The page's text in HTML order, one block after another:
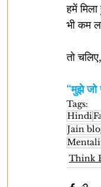
हमें
भी कम
तो
“मुझे जो
Tags:
Hindi
Jain
Think